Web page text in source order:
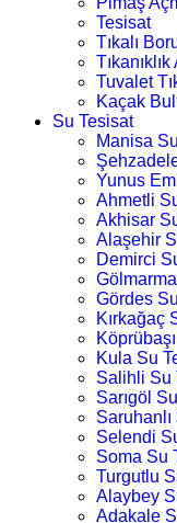
Tesisat
Tıkalı
Tuvalet
Kaçak
Su Tesisat
Manisa
Yunus
Ahmetli
Akhisar
Alaşehir
Demirci
Gördes
Kırkağaç
Kula Su
Salihli Su
Sarıgöl
Selendi
Soma Su
Turgutlu
Alaybey
Adakale